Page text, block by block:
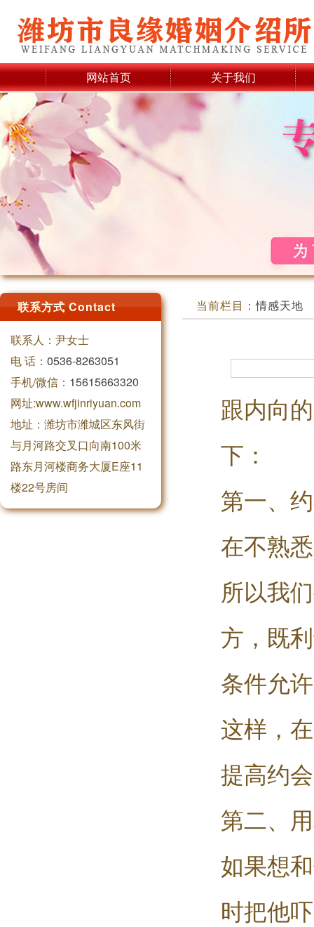
网站首页 关于我们
联系方式 Contact
联系人：尹女士
电 话： 0536-8263051
手机/微信： 15615663320
网址:www.wfjinriyuan.com
地址：潍坊市潍城区东风街
与月河路交叉口向南100米
路东月河楼商务大厦E座11
楼22号房间
当前栏目：情感天地
跟内向
下：
第一、
在不熟
所以我
方，既
条件允
这样，
提高约
第二、
如果想
时把他